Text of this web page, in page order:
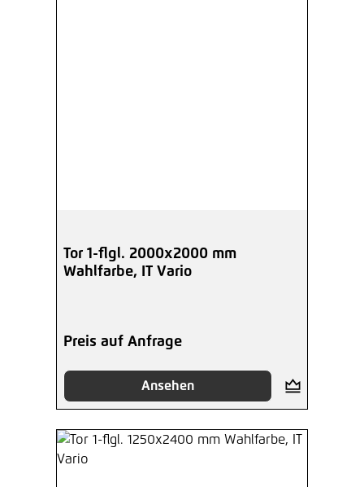
Tor 1-flgl. 2000x2000 mm
Wahlfarbe, IT Vario
Preis auf Anfrage
Ansehen